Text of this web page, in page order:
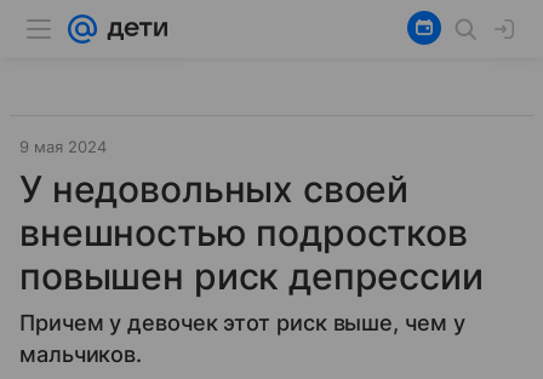
9 мая 2024
У недовольных своей
внешностью подростков
повышен риск депрессии
Причем у девочек этот риск выше, чем у
мальчиков.